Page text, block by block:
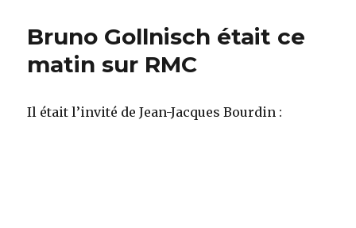
Bruno Gollnisch était ce
matin sur RMC
Il était l’invité de Jean-Jacques Bourdin :